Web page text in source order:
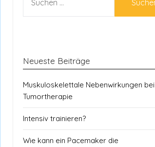
NACH:
Neueste Beiträge
Muskuloskelettale Nebenwirkungen bei
Tumortherapie
Intensiv trainieren?
Wie kann ein Pacemaker die